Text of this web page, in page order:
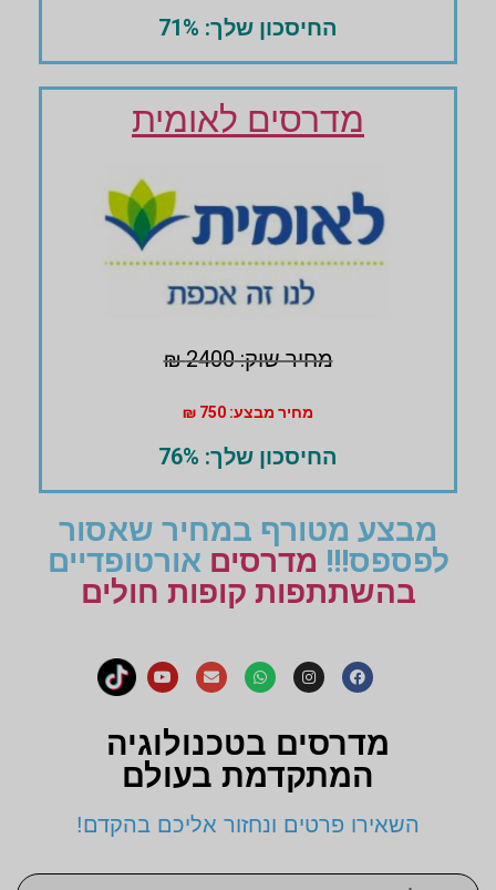
החיסכון שלך: 71%
מדרסים לאומית
מחיר שוק: 2400 ₪
מחיר מבצע: 750 ₪
החיסכון שלך: 76%
מבצע מטורף במחיר שאסור
לפספס!!! מדרסים אורטופדיים
בהשתתפות קופות חולים
מדרסים בטכנולוגיה
המתקדמת בעולם
השאירו פרטים ונחזור אליכם בהקדם!